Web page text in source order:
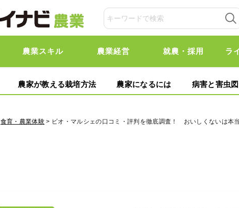
農業スキル 農業経営 就農・採用 ラ
農家が教える栽培方法 農家になるには 病害と害虫
食育・農業体験 > ビオ・マルシェの口コミ・評判を徹底調査！ おいしくないは本